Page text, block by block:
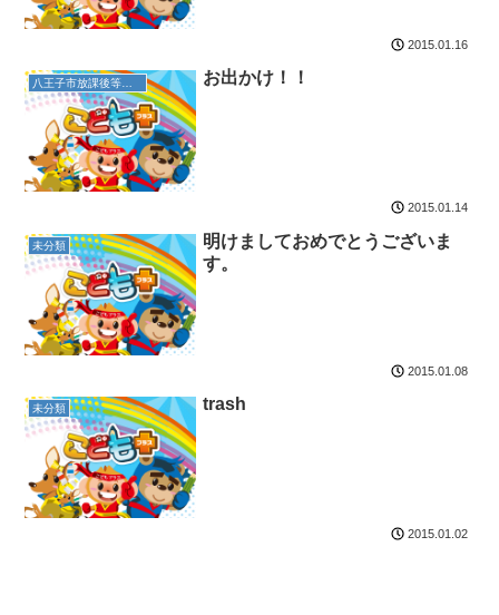
2015.01.16
八王子市放課後等デイサービス お出かけ！！
2015.01.14
未分類
明けましておめでとうございま
す。
2015.01.08
未分類 trash
2015.01.02